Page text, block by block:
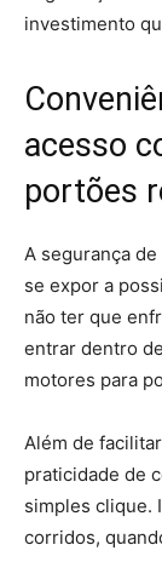
investimento
acesso
portões
A segurança
se expor a
não ter que
entrar dentro
motores para
Além de
praticidade de
simples clique.
corridos,